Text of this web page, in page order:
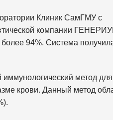
Клиник СамГМУ с
компании
более 94%. Система
метод для
крови. Данный метод